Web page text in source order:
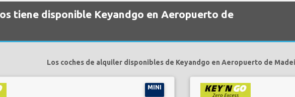
tiene disponible Keyandgo en Aeropuerto de
Los coches de alquiler disponibles de Keyandgo en Aeropuerto de
MINI